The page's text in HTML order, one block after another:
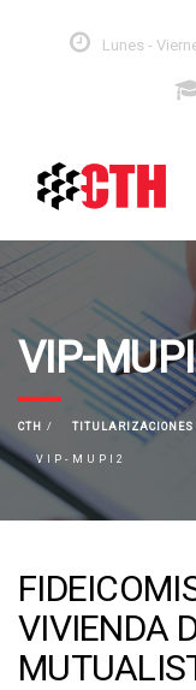
Lunes -
VIP-
CTH TITULARIZACIONES
VIP-MUPI2
VIVIENDA